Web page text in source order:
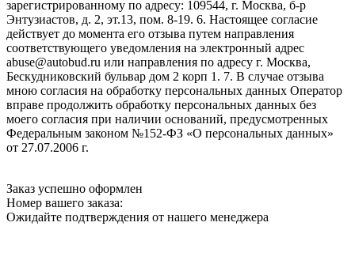
зарегистрированному по адресу: 109544, г. Москва, б-р
Энтузиастов, д. 2, эт.13, пом. 8-19. 6. Настоящее согласие
действует до момента его отзыва путем направления
соответствующего уведомления на электронный адрес
abuse@autobud.ru или направления по адресу г. Москва,
Бескудниковский бульвар дом 2 корп 1. 7. В случае отзыва
мною согласия на обработку персональных данных Оператор
вправе продолжить обработку персональных данных без
моего согласия при наличии оснований, предусмотренных
Федеральным законом №152-ФЗ «О персональных данных»
от 27.07.2006 г.
Заказ успешно оформлен
Номер вашего заказа:
Ожидайте подтверждения от нашего менеджера